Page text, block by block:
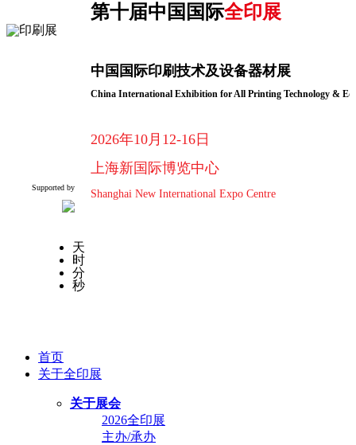
第十届中国国际全印展
中国国际印刷技术及设备器材展
China International Exhibition for All Printing Technology &
2026年10月12-16日
上海新国际博览中心
Shanghai New International Expo Centre
Supported by
天
时
分
秒
首页
关于全印展
关于展会
2026全印展
主办/承办